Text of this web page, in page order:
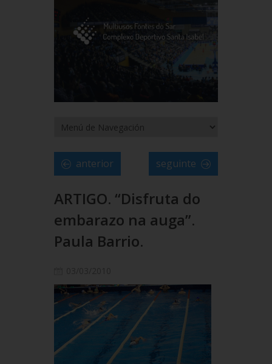
anterior seguinte
ARTIGO. “Disfruta do
embarazo na auga”.
Paula Barrio.